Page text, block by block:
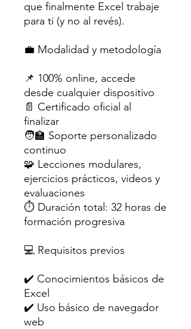
que finalmente Excel trabaje
para ti (y no al revés).
💼 Modalidad y metodología
📌 100% online, accede
desde cualquier dispositivo
📄 Certificado oficial al
finalizar
🧑‍🏫 Soporte personalizado
continuo
🧩 Lecciones modulares,
ejercicios prácticos, videos y
evaluaciones
⏱️ Duración total: 32 horas de
formación progresiva
💻 Requisitos previos
✔️ Conocimientos básicos de
Excel
✔️ Uso básico de navegador
web